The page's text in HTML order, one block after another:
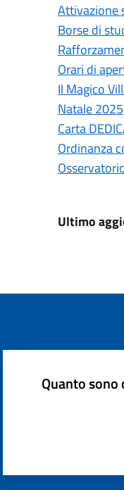
Attivazione
Borse di
Orari di
Il Magico
Natale 2025
Carta
Ordinanza
Ultimo
Quanto